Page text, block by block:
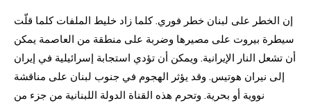
إن الخطر على لبنان خطر فوري. كلما زاد خليط الملفات كلما قلّت
سيطرة بيروت على مصيرها وضربة على منطقة من العاصمة يمكن
أن تشعل النار الإيرانية. ويمكن أن تؤدي استجابة إسرائيلية في إيران
إلى نيران هوتيس. وقد يؤثر الهجوم في جنوب لبنان على مناقشة
نووية أو بحرية. وتحرم هذه القناة الدولة اللبنانية من جزء من